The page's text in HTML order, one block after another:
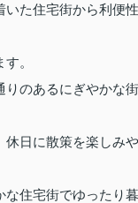
いた住宅街から利便性
。
りのあるにぎやかな街
休日に散策を楽しみや
な住宅街でゆったり暮